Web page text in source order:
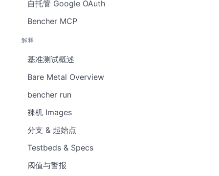
自托管 Google OAuth
Bencher MCP
解释
基准测试概述
Bare Metal Overview
bencher run
裸机 Images
分支 & 起始点
Testbeds & Specs
阈值与警报